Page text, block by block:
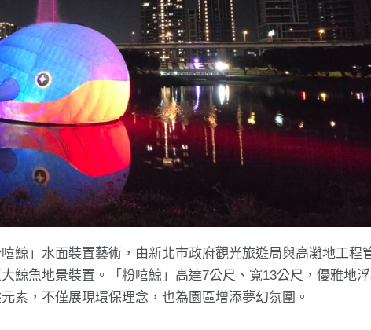
鯨」水面裝置藝術，由新北市政府觀光旅遊局與高灘地工程
鯨魚地景裝置。「粉嘻鯨」高達7公尺、寬13公尺，優雅地
素，不僅展現環保理念，也為園區增添夢幻氛圍。